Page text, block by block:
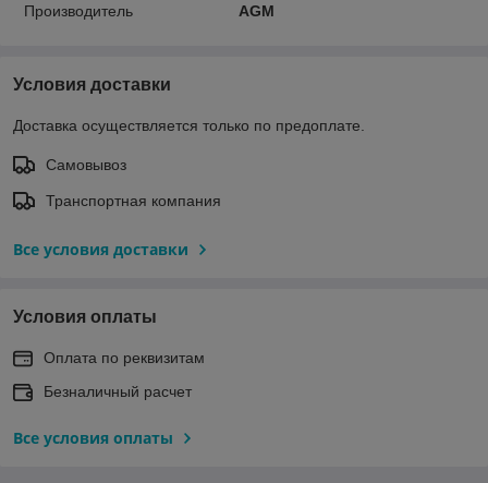
Производитель
AGM
Условия доставки
Доставка осуществляется только по предоплате.
Самовывоз
Транспортная компания
Все условия доставки
Условия оплаты
Оплата по реквизитам
Безналичный расчет
Все условия оплаты